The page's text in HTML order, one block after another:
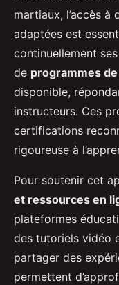
martiaux, l’accès à
adaptées est
continuellement
de programmes
disponible,
instructeurs. Ces
certifications
rigoureuse à
Pour soutenir cet
et ressources en
plateformes
des tutoriels vidéo
partager des
permettent